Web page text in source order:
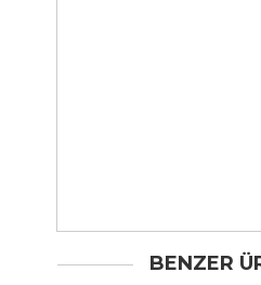
BENZER